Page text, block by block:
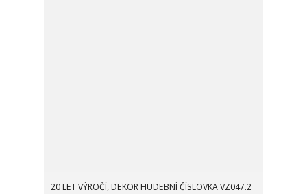
20 LET VÝROČÍ, DEKOR HUDEBNÍ ČÍSLOVKA VZ047.2